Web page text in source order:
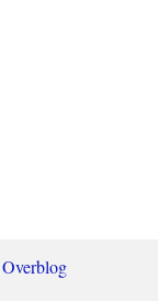
Overblog